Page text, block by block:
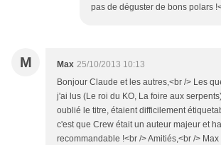
pas de déguster de bons polars
M Max 25/10/2013 10:13
Bonjour Claude et les autres,<br /> Les
j'ai lus (Le roi du KO, La foire aux
oublié le titre, étaient difficilement
c'est que Crew était un auteur majeur et
recommandable !<br /> Amitiés,<br /> Max